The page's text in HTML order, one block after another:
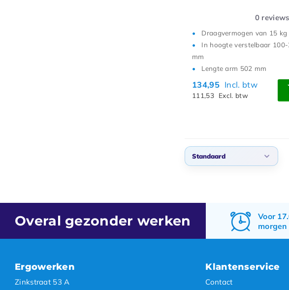
0 reviews
Draagvermogen van 15 kg
In hoogte verstelbaar
mm
Lengte arm 502 mm
134,95 Incl. btw
111,53 Excl. btw
Standaard
Nieuwste producten
Laagste prijs
Overal gezonder werken
Voor
Ergowerken
Zinkstraat 53 A
Klantenservice
Contact